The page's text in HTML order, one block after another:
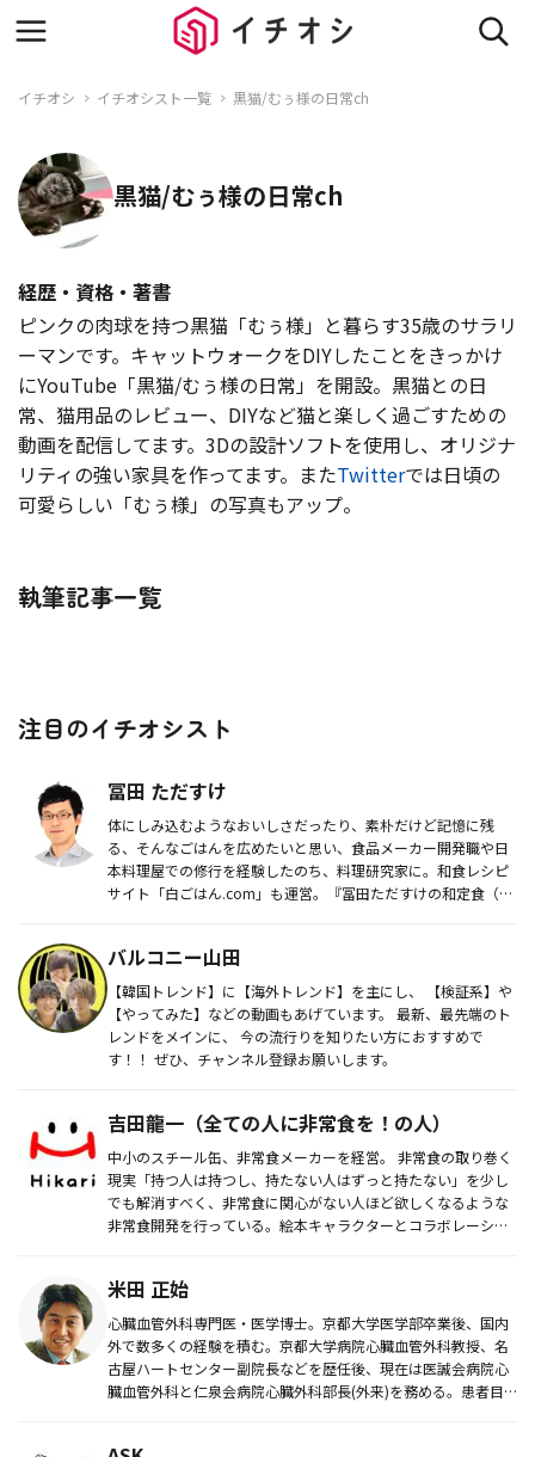
イチオシ イチオシスト一覧 黒猫/むぅ様の日常ch
黒猫/むぅ様の日常ch
経歴・資格・著書
ピンクの肉球を持つ黒猫「むぅ様」と暮らす35歳のサラリ
ーマンです。キャットウォークをDIYしたことをきっかけ
にYouTube「黒猫/むぅ様の日常」を開設。黒猫との日
常、猫用品のレビュー、DIYなど猫と楽しく過ごすための
動画を配信してます。3Dの設計ソフトを使用し、オリジナ
リティの強い家具を作ってます。またTwitterでは日頃の
可愛らしい「むぅ様」の写真もアップ。
執筆記事一覧
注目のイチオシスト
冨田 ただすけ
体にしみ込むようなおいしさだったり、素朴だけど記憶に残
る、そんなごはんを広めたいと思い、食品メーカー開発職や日
本料理屋での修行を経験したのち、料理研究家に。和食レシピ
サイト「白ごはん.com」も運営。『冨田ただすけの和定食（学
バルコニー山田
【韓国トレンド】に【海外トレンド】を主にし、 【検証系】や
【やってみた】などの動画もあげています。 最新、最先端のト
レンドをメインに、 今の流行りを知りたい方におすすめで
す！！ ぜひ、チャンネル登録お願いします。
吉田龍一（全ての人に非常食を！の人）
中小のスチール缶、非常食メーカーを経営。 非常食の取り巻く
現実「持つ人は持つし、持たない人はずっと持たない」を少し
でも解消すべく、非常食に関心がない人ほど欲しくなるような
非常食開発を行っている。絵本キャラクターとコラボレーショ
米田 正始
心臓血管外科専門医・医学博士。京都大学医学部卒業後、国内
外で数多くの経験を積む。京都大学病院心臓血管外科教授、名
古屋ハートセンター副院長などを歴任後、現在は医誠会病院心
臓血管外科と仁泉会病院心臓外科部長(外来)を務める。患者目